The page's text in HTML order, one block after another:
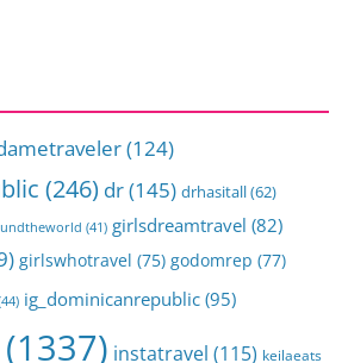
(124)
(246) dr(145) drhasitall(62)
(41) girlsdreamtravel (82)
girlswhotravel (75) godomrep (77)
ig_dominicanrepublic (95)
(1337) instatravel (115) keilaeats